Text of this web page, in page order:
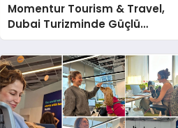
Momentur Tourism & Travel,
Dubai Turizminde Güçlü
Operasyon Ağıyla Fark
Yaratıyor